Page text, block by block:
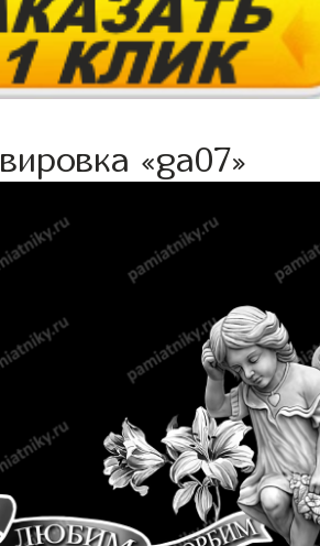
«ga07»